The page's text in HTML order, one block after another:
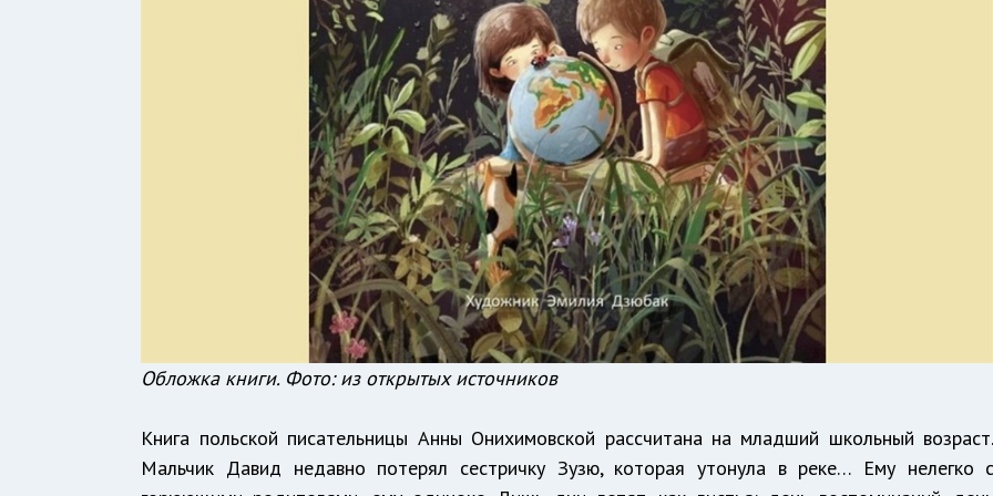
Обложка книги. Фото: из открытых источников
Книга польской писательницы Анны Онихимовской рассчитана на младший школьный
Мальчик Давид недавно потерял сестричку Зузю, которая утонула в реке… Ему нелегко